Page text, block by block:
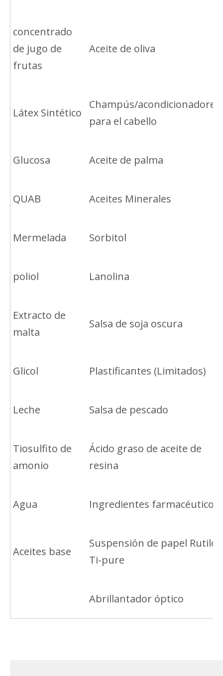
concentrado
de jugo de
frutas
Aceite de oliva
Látex Sintético
Champús/acondicionadores
para el cabello
Glucosa Aceite de palma
QUAB Aceites Minerales
Mermelada Sorbitol
poliol Lanolina
Extracto de
malta
Salsa de soja oscura
Glicol Plastificantes (Limitados)
Leche Salsa de pescado
Tiosulfito de
amonio
Ácido graso de aceite de
resina
Agua Ingredientes farmacéuticos
Aceites base
Suspensión de papel Rutilo
Ti-pure
Abrillantador óptico